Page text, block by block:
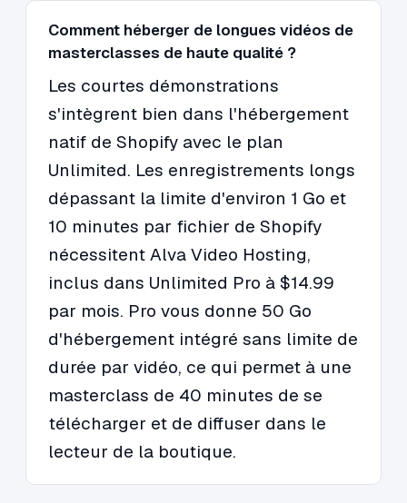
Comment héberger de longues vidéos de
masterclasses de haute qualité ?
Les courtes démonstrations
s'intègrent bien dans l'hébergement
natif de Shopify avec le plan
Unlimited. Les enregistrements longs
dépassant la limite d'environ 1 Go et
10 minutes par fichier de Shopify
nécessitent Alva Video Hosting,
inclus dans Unlimited Pro à $14.99
par mois. Pro vous donne 50 Go
d'hébergement intégré sans limite de
durée par vidéo, ce qui permet à une
masterclass de 40 minutes de se
télécharger et de diffuser dans le
lecteur de la boutique.